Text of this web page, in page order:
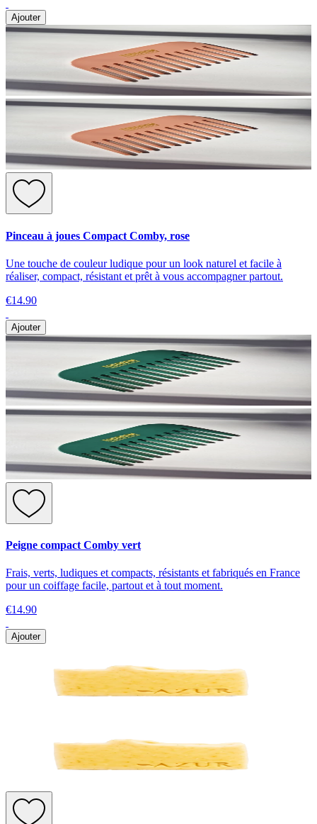
Ajouter
Pinceau à joues Compact Comby, rose
Une touche de couleur ludique pour un look naturel et facile à
réaliser, compact, résistant et prêt à vous accompagner partout.
€14.90
Ajouter
Peigne compact Comby vert
Frais, verts, ludiques et compacts, résistants et fabriqués en France
pour un coiffage facile, partout et à tout moment.
€14.90
Ajouter